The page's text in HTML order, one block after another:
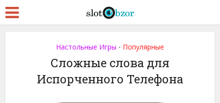
Настольные Игры • Популярные
Сложные слова для
Испорченного Телефона